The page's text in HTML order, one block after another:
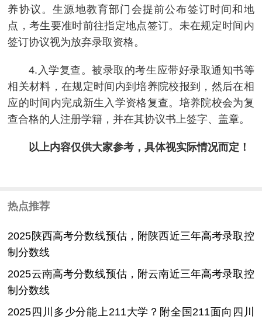
养协议。生源地教育部门会提前公布签订时间和地
点，考生要准时前往指定地点签订。未在规定时间内
签订协议视为放弃录取资格。
4.入学复查。被录取的考生应带好录取通知书等
相关材料，在规定时间内到培养院校报到，然后在相
应的时间内完成新生入学资格复查。培养院校会为复
查合格的人注册学籍，并在其协议书上签字、盖章。
以上内容仅供大家参考，具体视实际情况而定！
热点推荐
2025陕西高考分数线预估，附陕西近三年高考录取控
制分数线
2025云南高考分数线预估，附云南近三年高考录取控
制分数线
2025四川多少分能上211大学？附全国211面向四川